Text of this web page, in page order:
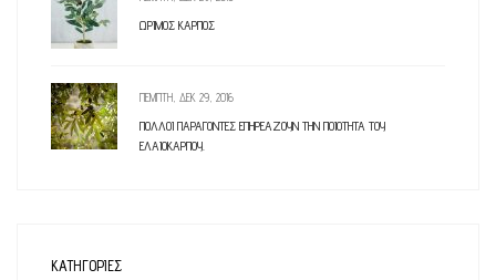
ΏΡΙΜΟΣ ΚΑΡΠΌΣ
ΠΈΜΠΤΗ, ΔΕΚ 29, 2016
ΠΟΛΛΟΊ ΠΑΡΆΓΟΝΤΕΣ ΕΠΗΡΕΆΖΟΥΝ ΤΗΝ ΠΟΙΌΤΗΤΑ ΤΟΥ
ΕΛΑΙΟΚΆΡΠΟΥ.
ΚΑΤΗΓΟΡΊΕΣ